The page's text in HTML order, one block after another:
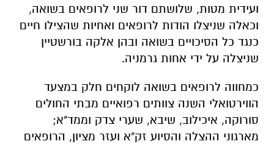
ועידית מטות, שלושתם דור שני לרופאים בשואה,
וכאלה שניצלו הודות לרופאים ואחיות שהצילו חיים
כנגד כל הסיכויים בשואה ובהן אלקה בורשטיין
שניצלה על ידי אחות גרמניה.
כמחווה לרופאים בשואה לוקחים חלק במצעד
הווירטואלי השנה צוותים רפואיים מבתי החולים
סורוקה, איכילוב, שיבא, שערי צדק וממד"א;
מארגוני ההצלה והסיוע זק"א ועזר מציון, הרופאים